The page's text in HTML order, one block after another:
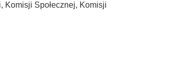
Komisji Społecznej, Komisji